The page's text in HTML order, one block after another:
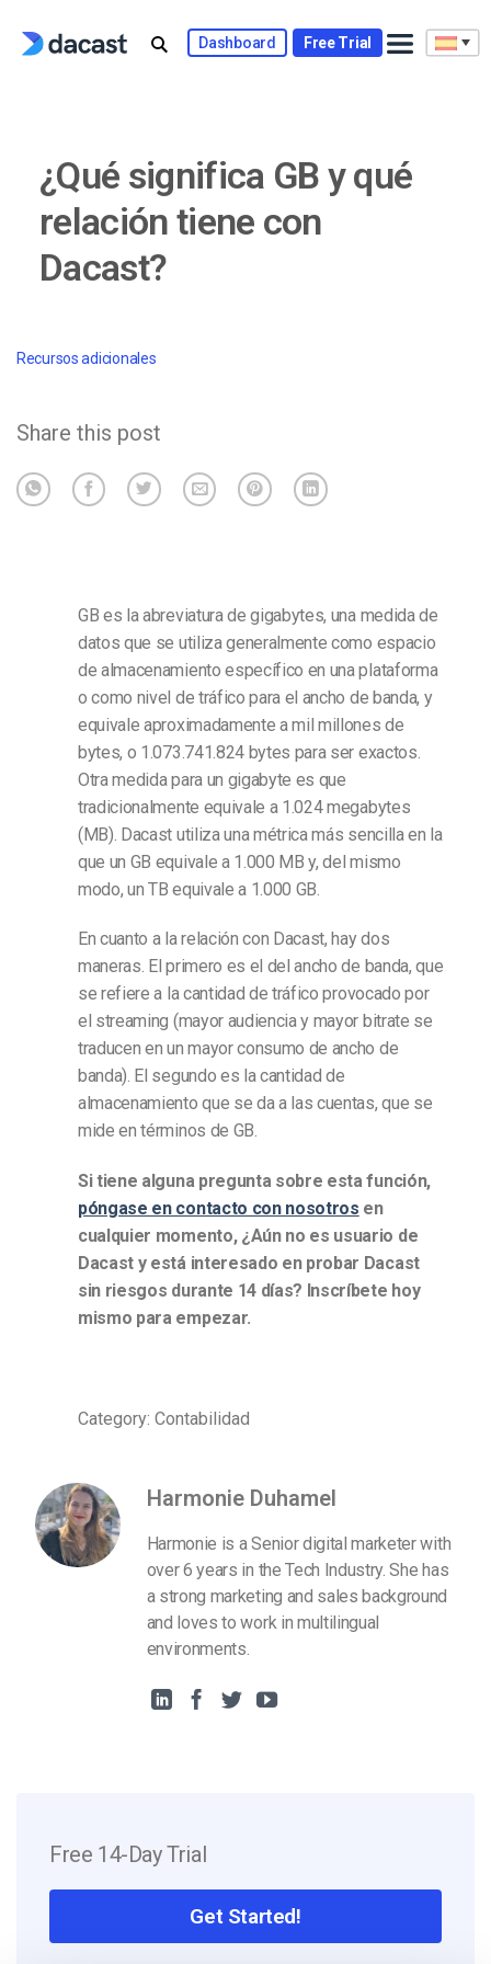
Dashboard Free Trial
¿Qué significa GB y qué
relación tiene con
Dacast?
Recursos adicionales
Share this post
GB es la abreviatura de gigabytes, una medida de
datos que se utiliza generalmente como espacio
de almacenamiento específico en una plataforma
o como nivel de tráfico para el ancho de banda, y
equivale aproximadamente a mil millones de
bytes, o 1.073.741.824 bytes para ser exactos.
Otra medida para un gigabyte es que
tradicionalmente equivale a 1.024 megabytes
(MB). Dacast utiliza una métrica más sencilla en la
que un GB equivale a 1.000 MB y, del mismo
modo, un TB equivale a 1.000 GB.
En cuanto a la relación con Dacast, hay dos
maneras. El primero es el del ancho de banda, que
se refiere a la cantidad de tráfico provocado por
el streaming (mayor audiencia y mayor bitrate se
traducen en un mayor consumo de ancho de
banda). El segundo es la cantidad de
almacenamiento que se da a las cuentas, que se
mide en términos de GB.
Si tiene alguna pregunta sobre esta función,
póngase en contacto con nosotros en
cualquier momento, ¿Aún no es usuario de
Dacast y está interesado en probar Dacast
sin riesgos durante 14 días? Inscríbete hoy
mismo para empezar.
Category: Contabilidad
Harmonie Duhamel
Harmonie is a Senior digital marketer with
over 6 years in the Tech Industry. She has
a strong marketing and sales background
and loves to work in multilingual
environments.
Free 14-Day Trial
Get Started!